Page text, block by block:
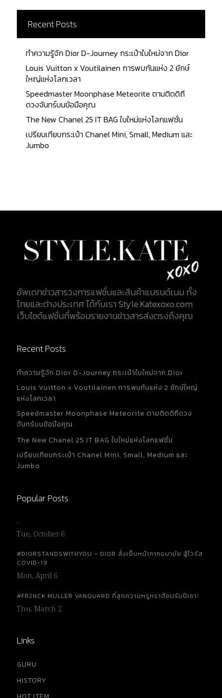
Recent Posts
ทำความรู้จัก Dior D-Journey กระเป๋าใบใหม่จาก Dior
Louis Vuitton x Voutilainen การพบกันแห่ง 2 ยักษ์
ใหญ่แห่งโลกเวลา
Speedmaster Moonphase Meteorite ตามติดดิถี
ดวงจันทร์บนข้อมือคุณ
The New Chanel 25 IT BAG ใบใหม่แห่งโลกแฟชั่น
เปรียบเทียบกระเป๋า Chanel Mini, Small, Medium และ
Jumbo
อัพเดทข่าวสารวงการแฟชั่นและสินค้าแบรนด์เนม ทั้ง
ไทยและต่างประเทศ ได้กับเรา Style.Katexoxo.com
เว็บไซต์แฟชั่นที่พร้อมรายงานข่าวสารส่งตรงถึงคุณ
Recent Posts
ทำความรู้จัก Dior D-Journey กระเป๋าใบใหม่จาก Dior
Louis Vuitton x Voutilainen การพบกันแห่ง 2 ยักษ์ใหญ่
แห่งโลกเวลา
Speedmaster Moonphase Meteorite ตามติดดิถีดวง
จันทร์บนข้อมือคุณ
The New Chanel 25 IT BAG ใบใหม่แห่งโลกแฟชั่น
เปรียบเทียบกระเป๋า Chanel Mini, Small, Medium และ
Jumbo
Popular Posts
…
Tue, October 6.
#DIORSTANDSWITHYOU – DIOR สั่งเย็บหน้ากากอนามัย สู้ไวรัส
COVID-19
Mon, April 6.
#FR2NCK MULLER VANGUARD ที่สุดความหรูหราต้อนรับปีเถาะ
Thu, March 2.
Links
GURU
HISTORY